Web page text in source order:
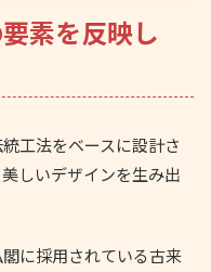
素を反映し
工法をベースに設計さ
しいデザインを生み出
に採用されている古来